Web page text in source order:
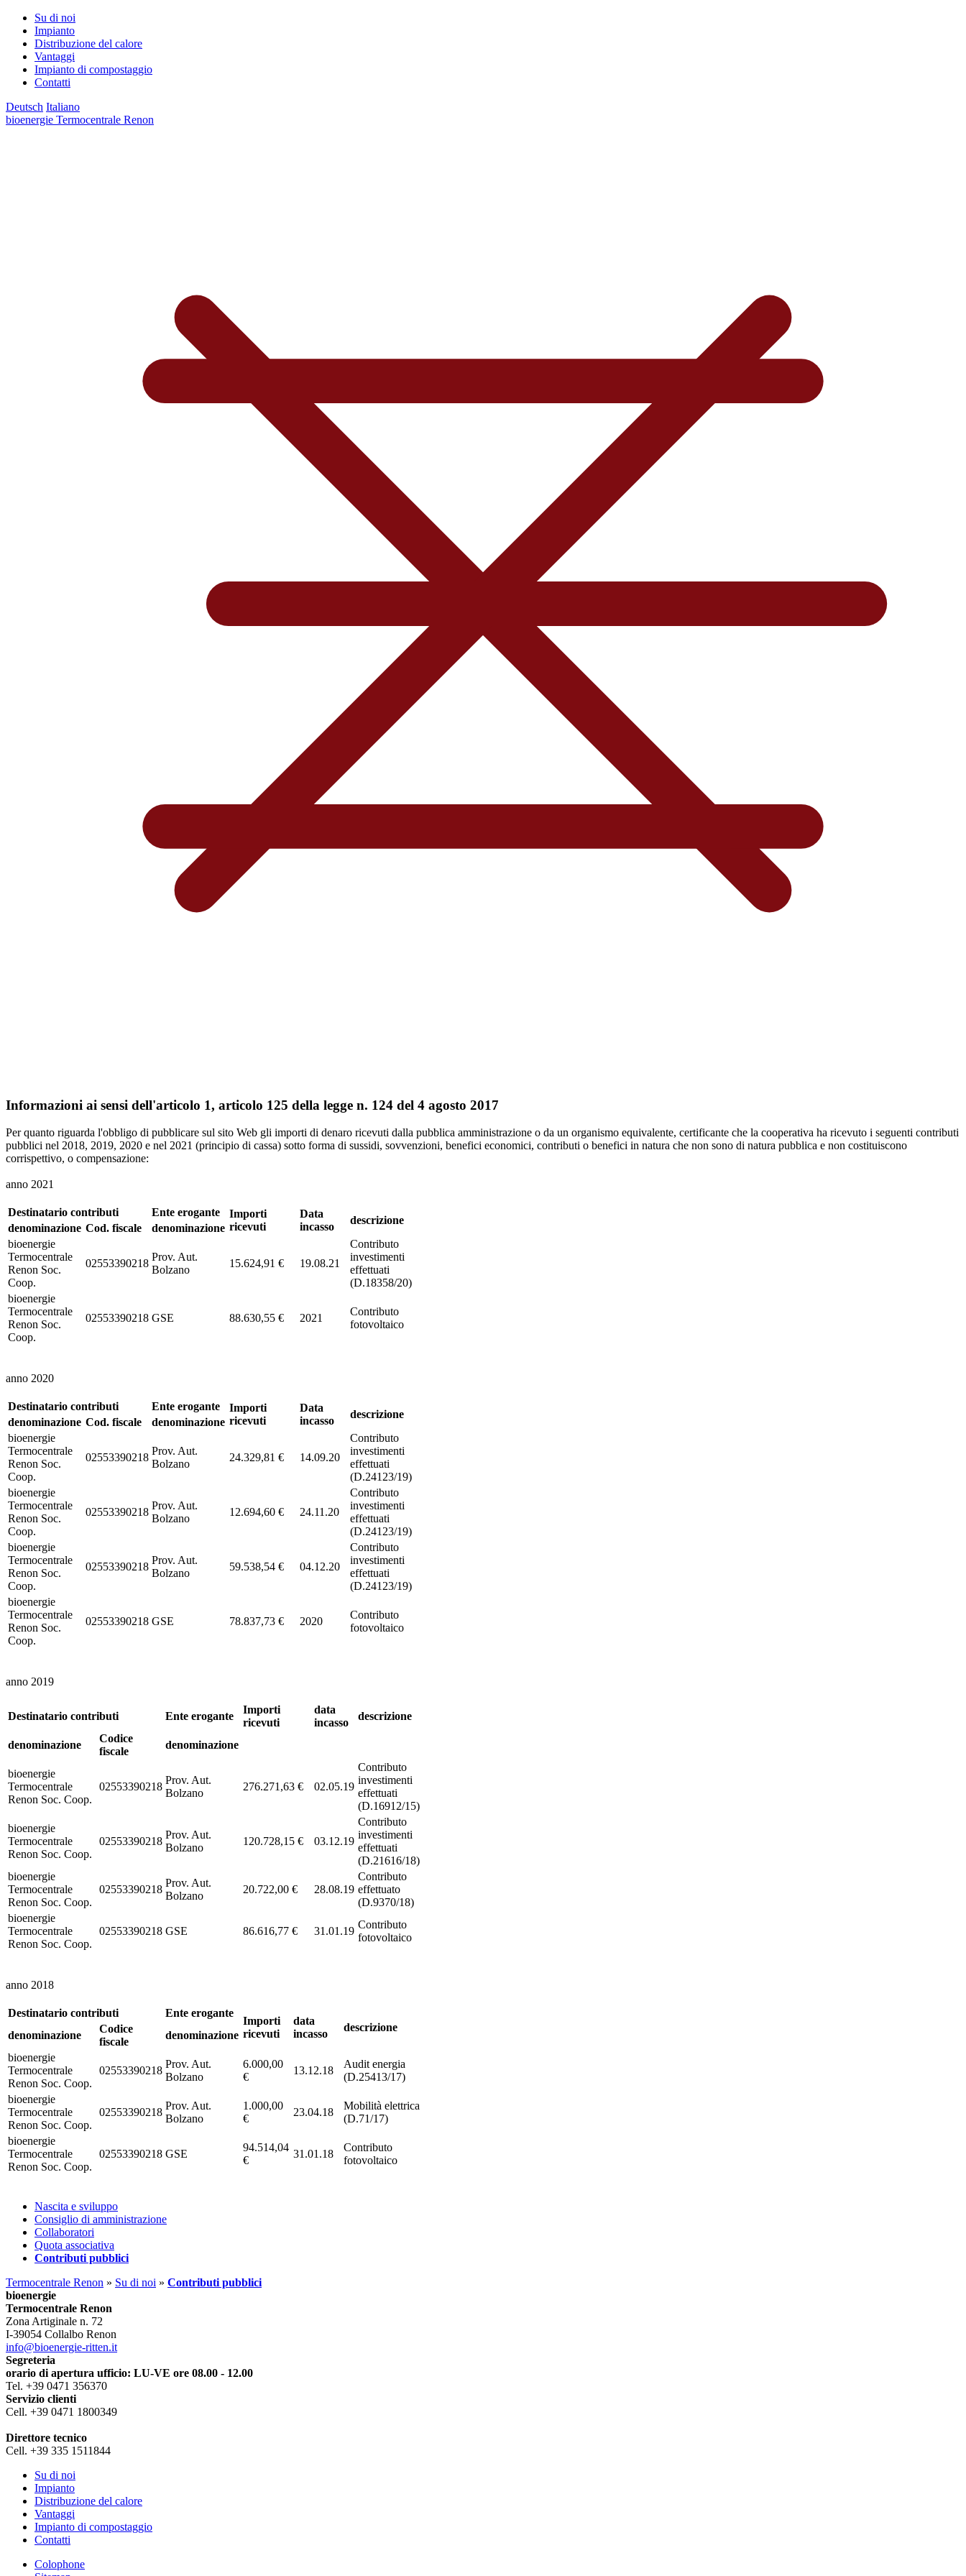
Su di noi
Impianto
Distribuzione del calore
Vantaggi
Impianto di compostaggio
Contatti
Deutsch Italiano
bioenergie Termocentrale Renon
Informazioni ai sensi dell'articolo 1, articolo 125 della legge n. 124 del 4 agosto 2017
Per quanto riguarda l'obbligo di pubblicare sul sito Web gli importi di denaro ricevuti dalla pubblica amministrazione o da un organismo equivalente, certificante che la cooperativa ha ricevuto i seguenti contributi
pubblici nel 2018, 2019, 2020 e nel 2021 (principio di cassa) sotto forma di sussidi, sovvenzioni, benefici economici, contributi o benefici in natura che non sono di natura pubblica e non costituiscono
corrispettivo, o compensazione:
anno 2021
Destinatario contributi Ente erogante
Importi
ricevuti
Data
incasso
descrizione
denominazione Cod. fiscale
denominazione
bioenergie
Termocentrale
Renon Soc.
Coop.
02553390218
Prov. Aut.
Bolzano
15.624,91 € 19.08.21
Contributo
investimenti
effettuati
(D.18358/20)
bioenergie
Termocentrale
Renon Soc.
Coop.
02553390218 GSE 88.630,55 € 2021
Contributo
fotovoltaico
anno 2020
Destinatario contributi Ente erogante
Importi
ricevuti
Data
incasso
descrizione
denominazione Cod. fiscale
denominazione
bioenergie
Termocentrale
Renon Soc.
Coop.
02553390218
Prov. Aut.
Bolzano
24.329,81 € 14.09.20
Contributo
investimenti
effettuati
(D.24123/19)
bioenergie
Termocentrale
Renon Soc.
Coop.
02553390218
Prov. Aut.
Bolzano
12.694,60 € 24.11.20
Contributo
investimenti
effettuati
(D.24123/19)
bioenergie
Termocentrale
Renon Soc.
Coop.
02553390218
Prov. Aut.
Bolzano
59.538,54 € 04.12.20
Contributo
investimenti
effettuati
(D.24123/19)
bioenergie
Termocentrale
Renon Soc.
Coop.
02553390218 GSE 78.837,73 € 2020
Contributo
fotovoltaico
anno 2019
Destinatario contributi Ente erogante
Importi
ricevuti
data
incasso
descrizione
denominazione
Codice
fiscale
denominazione
bioenergie
Termocentrale
Renon Soc. Coop.
02553390218
Prov. Aut.
Bolzano
276.271,63 € 02.05.19
Contributo
investimenti
effettuati
(D.16912/15)
bioenergie
Termocentrale
Renon Soc. Coop.
02553390218
Prov. Aut.
Bolzano
120.728,15 € 03.12.19
Contributo
investimenti
effettuati
(D.21616/18)
bioenergie
Termocentrale
Renon Soc. Coop.
02553390218
Prov. Aut.
Bolzano
20.722,00 € 28.08.19
Contributo
effettuato
(D.9370/18)
bioenergie
Termocentrale
Renon Soc. Coop.
02553390218 GSE 86.616,77 € 31.01.19
Contributo
fotovoltaico
anno 2018
Destinatario contributi Ente erogante
Importi
ricevuti
data
incasso
descrizione
denominazione
Codice
fiscale
denominazione
bioenergie
Termocentrale
Renon Soc. Coop.
02553390218
Prov. Aut.
Bolzano
6.000,00
€
13.12.18
Audit energia
(D.25413/17)
bioenergie
Termocentrale
Renon Soc. Coop.
02553390218
Prov. Aut.
Bolzano
1.000,00
€
23.04.18
Mobilità elettrica
(D.71/17)
bioenergie
Termocentrale
Renon Soc. Coop.
02553390218 GSE
94.514,04
€
31.01.18
Contributo
fotovoltaico
Nascita e sviluppo
Consiglio di amministrazione
Collaboratori
Quota associativa
Contributi pubblici
Termocentrale Renon » Su di noi » Contributi pubblici
bioenergie
Termocentrale Renon
Zona Artiginale n. 72
I-39054 Collalbo Renon
info@bioenergie-ritten.it
Segreteria
orario di apertura ufficio: LU-VE ore 08.00 - 12.00
Tel. +39 0471 356370
Servizio clienti
Cell. +39 0471 1800349
Direttore tecnico
Cell. +39 335 1511844
Su di noi
Impianto
Distribuzione del calore
Vantaggi
Impianto di compostaggio
Contatti
Colophone